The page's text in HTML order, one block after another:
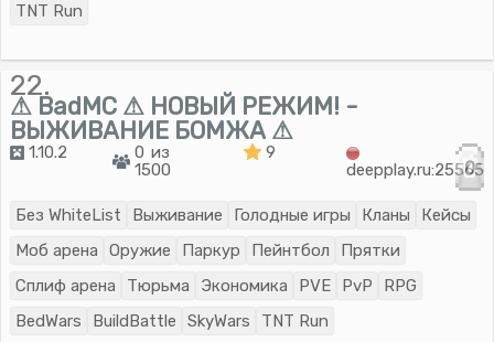
TNT Run
22.
⚠ BadMC ⚠ НОВЫЙ РЕЖИМ! -
ВЫЖИВАНИЕ БОМЖА ⚠
1.10.2
0 из
1500
9
deepplay.ru:25565
0
Без WhiteList Выживание Голодные игры Кланы
Кейсы
Моб арена
Оружие Паркур Пейнтбол
Прятки
Сплиф арена
Тюрьма Экономика PVE PvP
RPG
BedWars
BuildBattle SkyWars TNT Run